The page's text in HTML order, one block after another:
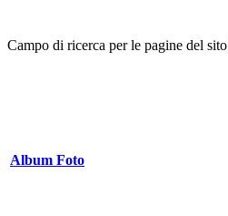
Campo di ricerca per le pagine del sito
Album Foto